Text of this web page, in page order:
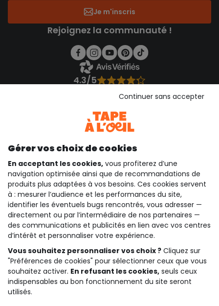
Je m'inscris
Rejoignez la communauté !
4.3/5
Voir l’attestation de confiance
Téléchargez notre application
Découvrir notre application
qui sommes-nous ?
besoin d'aide ?
le club fidélité
notre catalogue
Conditions générales de ventes et d'utilisation
Politique de confidentialité
Gérer vos choix de cookies
En acceptant les cookies, vous profiterez d’une
navigation optimisée ainsi que de recommandations de
produits plus adaptées à vos besoins. Ces cookies servent
à : mesurer l’audience et les performances du site,
identifier les éventuels bugs rencontrés, vous adresser —
directement ou par l’intermédiaire de nos partenaires —
des communications et publicités en lien avec vos centres
d’intérêt et personnaliser votre expérience.
Vous souhaitez personnaliser vos choix ? Cliquez sur
"Préférences de cookies" pour sélectionner ceux que vous
souhaitez activer. En refusant les cookies, seuls ceux
indispensables au bon fonctionnement du site seront
utilisés.
Continuer sans accepter